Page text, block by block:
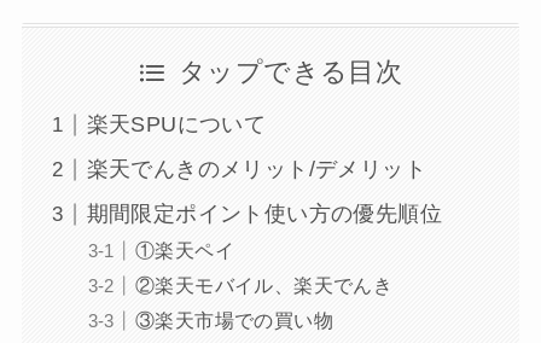
タップできる目次
楽天SPUについて
楽天でんきのメリット/デメリット
期間限定ポイント使い方の優先順位
①楽天ペイ
②楽天モバイル、楽天でんき
③楽天市場での買い物